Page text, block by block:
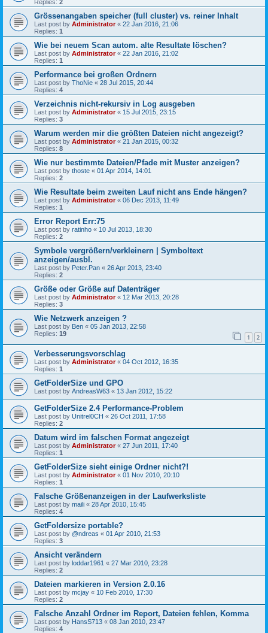
Replies: 2
Grössenangaben speicher (full cluster) vs. reiner Inhalt
Last post by Administrator« 22 Jan 2016, 21:06
Replies: 1
Wie bei neuem Scan autom. alte Resultate löschen?
Last post by Administrator« 22 Jan 2016, 21:02
Replies: 1
Performance bei großen Ordnern
Last post by ThoNie « 28 Jul 2015, 20:44
Replies: 4
Verzeichnis nicht-rekursiv in Log ausgeben
Last post by Administrator« 15 Jul 2015, 23:15
Replies: 3
Warum werden mir die größten Dateien nicht angezeigt?
Last post by Administrator« 21 Jan 2015, 00:32
Replies: 8
Wie nur bestimmte Dateien/Pfade mit Muster anzeigen?
Last post by thoste « 01 Apr 2014, 14:01
Replies: 2
Wie Resultate beim zweiten Lauf nicht ans Ende hängen?
Last post by Administrator« 06 Dec 2013, 11:49
Replies: 1
Error Report Err:75
Last post by ratinho « 10 Jul 2013, 18:30
Replies: 2
Symbole vergrößern/verkleinern | Symboltext
anzeigen/ausbl.
Last post by Peter.Pan « 26 Apr 2013, 23:40
Replies: 2
Größe oder Größe auf Datenträger
Last post by Administrator« 12 Mar 2013, 20:28
Replies: 3
Wie Netzwerk anzeigen ?
Last post by Ben « 05 Jan 2013, 22:58
Replies: 19 1 2
Verbesserungsvorschlag
Last post by Administrator« 04 Oct 2012, 16:35
Replies: 1
GetFolderSize und GPO
Last post by AndreasW63 « 13 Jan 2012, 15:22
GetFolderSize 2.4 Performance-Problem
Last post by Unitrel0CH « 26 Oct 2011, 17:58
Replies: 2
Datum wird im falschen Format angezeigt
Last post by Administrator« 27 Jun 2011, 17:40
Replies: 1
GetFolderSize sieht einige Ordner nicht?!
Last post by Administrator« 01 Nov 2010, 20:10
Replies: 1
Falsche Größenanzeigen in der Laufwerksliste
Last post by maili « 28 Apr 2010, 15:45
Replies: 4
GetFoldersize portable?
Last post by @ndreas « 01 Apr 2010, 21:53
Replies: 3
Ansicht verändern
Last post by loddar1961 « 27 Mar 2010, 23:28
Replies: 2
Dateien markieren in Version 2.0.16
Last post by mcjay « 10 Feb 2010, 17:30
Replies: 2
Falsche Anzahl Ordner im Report, Dateien fehlen, Komma
Last post by HansS713 « 08 Jan 2010, 23:47
Replies: 4